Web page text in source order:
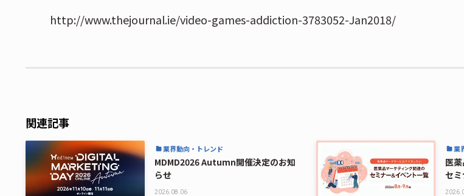
http://www.thejournal.ie/video-games-addiction-3783052-Jan2018/
関連記事
業界動向・トレンド
MDMD2026 Autumn開催決定のお知
らせ
2026.08.06
業
医
セ
月・